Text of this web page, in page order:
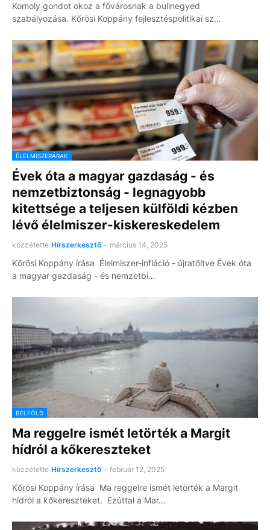
Komoly gondot okoz a fővárosnak a bulinegyed
szabályozása. Kőrösi Koppány fejlesztéspolitikai sz…
ÉLELMISZERÁRAK
Évek óta a magyar gazdaság - és
nemzetbiztonság - legnagyobb
kitettsége a teljesen külföldi kézben
lévő élelmiszer-kiskereskedelem
közzétette Hírszerkesztő - március 14, 2025
Kőrösi Koppány írása Élelmiszer-infláció - újratöltve Évek óta
a magyar gazdaság - és nemzetbi…
BELFÖLD
Ma reggelre ismét letörték a Margit
hídról a kőkereszteket
közzétette Hírszerkesztő - február 12, 2025
Kőrösi Koppány írása Ma reggelre ismét letörték a Margit
hídról a kőkereszteket. Ezúttal a Mar…